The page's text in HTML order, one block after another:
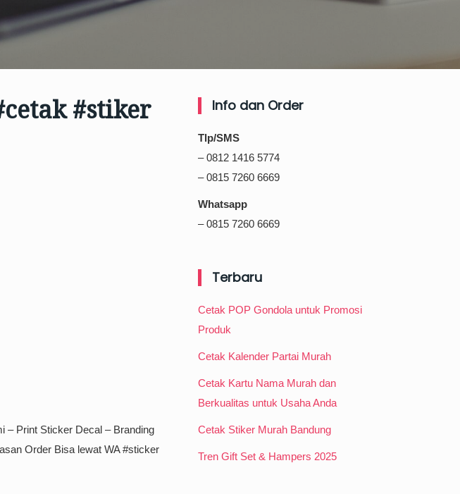
#stiker
– Print Sticker Decal – Branding
Order Bisa lewat WA #sticker
Info dan Order
Tlp/SMS
– 0812 1416 5774
– 0815 7260 6669
Whatsapp
– 0815 7260 6669
Terbaru
Cetak POP Gondola untuk Promosi
Produk
Cetak Kalender Partai Murah
Cetak Kartu Nama Murah dan
Berkualitas untuk Usaha Anda
Cetak Stiker Murah Bandung
Tren Gift Set & Hampers 2025